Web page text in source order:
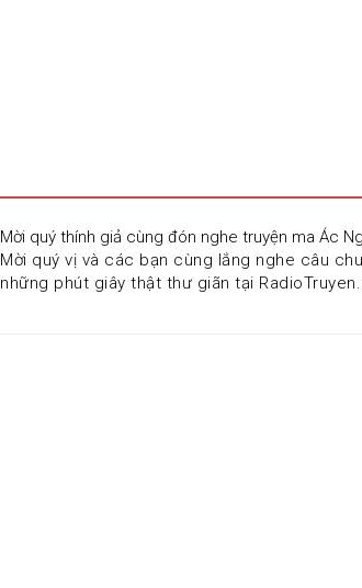
Mời quý thính giả cùng đón nghe truyện ma Ác
Mời quý vị và các bạn cùng lắng nghe câu
những phút giây thật thư giãn tại